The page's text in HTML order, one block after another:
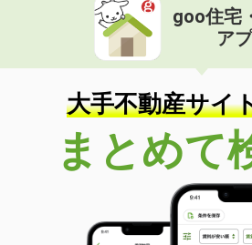
goo住宅
ア
大手不動産サイ
まとめて